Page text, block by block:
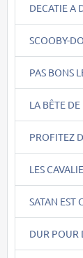
DECATIE A
SCOOBY-
PAS BONS
LA BÊTE
PROFITEZ
LES
SATAN EST
DUR POUR